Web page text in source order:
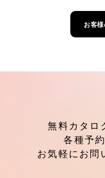
お客
無料カタロ
各種予
お気軽にお問